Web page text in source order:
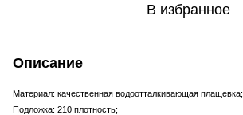
В избранное
Описание
Материал: качественная водоотталкивающая плащевка;
Подложка: 210 плотность;